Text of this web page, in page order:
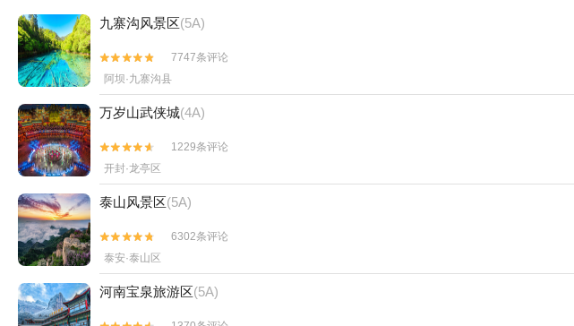
九寨沟风景区(5A)


7747条评论
阿坝·九寨沟县
万岁山武侠城(4A)


1229条评论
开封·龙亭区
泰山风景区(5A)


6302条评论
泰安·泰山区
河南宝泉旅游区(5A)